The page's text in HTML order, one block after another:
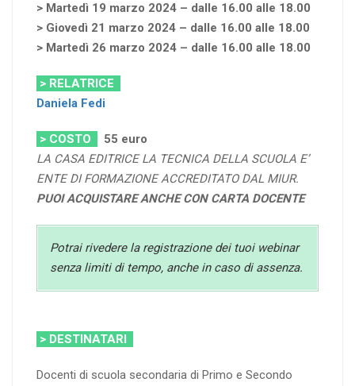
> Martedì 19 marzo 2024 – dalle 16.00 alle 18.00
> Giovedì 21 marzo 2024 – dalle 16.00 alle 18.00
> Martedì 26 marzo 2024 – dalle 16.00 alle 18.00
> RELATRICE
Daniela Fedi
> COSTO 55 euro
LA CASA EDITRICE LA TECNICA DELLA SCUOLA E’
ENTE DI FORMAZIONE ACCREDITATO DAL MIUR.
PUOI ACQUISTARE ANCHE CON CARTA DOCENTE
Potrai rivedere la registrazione dei tuoi webinar
senza limiti di tempo, anche in caso di assenza.
> DESTINATARI
Docenti di scuola secondaria di Primo e Secondo